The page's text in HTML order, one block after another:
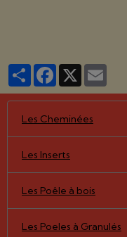
PartagerFacebook
X
Les Cheminées
Les Inserts
Les Poêle à bois
Les Poeles à Granulés